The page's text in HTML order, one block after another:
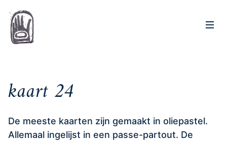
kaart 24
De meeste kaarten zijn gemaakt in oliepastel.
Allemaal ingelijst in een passe-partout. De